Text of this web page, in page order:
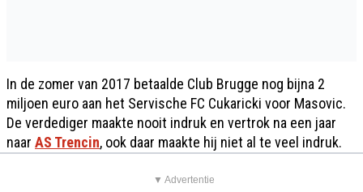
In de zomer van 2017 betaalde Club Brugge nog bijna 2
miljoen euro aan het Servische FC Cukaricki voor Masovic.
De verdediger maakte nooit indruk en vertrok na een jaar
naar AS Trencin, ook daar maakte hij niet al te veel indruk.
▼ Advertentie